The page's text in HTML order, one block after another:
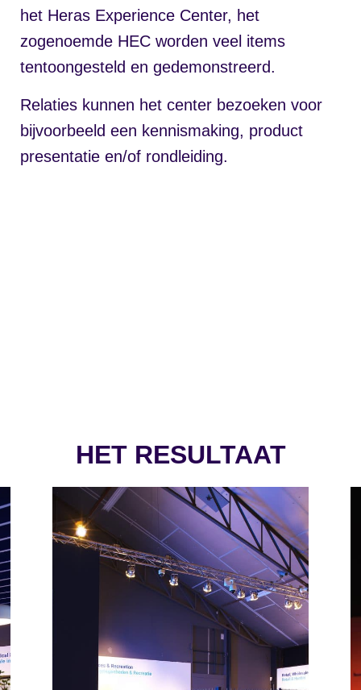
het Heras Experience Center, het
zogenoemde HEC worden veel items
tentoongesteld en gedemonstreerd.
Relaties kunnen het center bezoeken voor
bijvoorbeeld een kennismaking, product
presentatie en/of rondleiding.
HET RESULTAAT